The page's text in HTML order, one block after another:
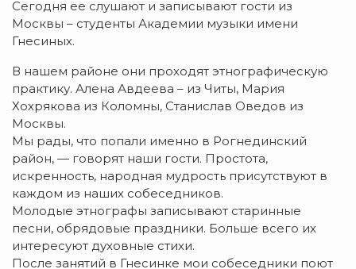
Сегодня ее слушают и записывают гости из
Москвы – студенты Академии музыки имени
Гнесиных.
В нашем районе они проходят этнографическую
практику. Алена Авдеева – из Читы, Мария
Хохрякова из Коломны, Станислав Оведов из
Москвы.
Мы рады, что попали именно в Рогнединский
район, — говорят наши гости. Простота,
искренность, народная мудрость присутствуют в
каждом из наших собеседников.
Молодые этнографы записывают старинные
песни, обрядовые праздники. Больше всего их
интересуют духовные стихи.
После занятий в Гнесинке мои собеседники поют